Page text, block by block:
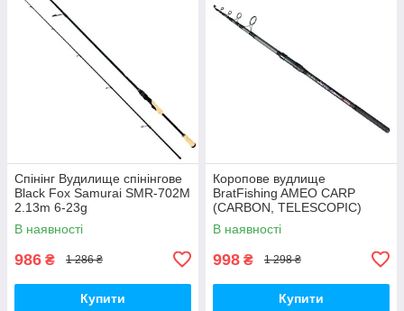
Спінінг Вудилище спінінгове
Black Fox Samurai SMR-702M
2.13m 6-23g
В наявності
986 ₴ 1 286 ₴
Купити
Коропове вудлище
BratFishing AMEO CARP
(CARBON, TELESCOPIC)
3.00 m / 120-220 g.
В наявності
998 ₴ 1 298 ₴
Купити